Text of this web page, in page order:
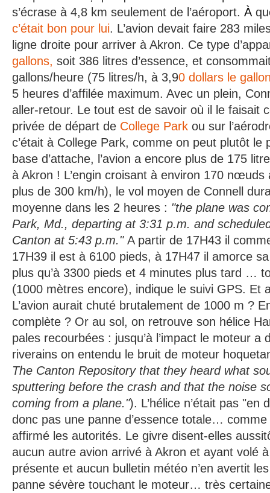
s’écrase à 4,8 km seulement de l’aéroport. À
c’était bon pour lui. L’avion devait faire 283
ligne droite pour arriver à Akron. Ce type
gallons, soit 386 litres d’essence, et
gallons/heure (75 litres/h, à 3,90 dollars le
5 heures d’affilée maximum. Avec un plein,
aller-retour. Le tout est de savoir où il le faisait
privée de départ de College Park ou sur
c’était à College Park, comme on peut plutôt le
base d’attache, l’avion a encore plus de 175
à Akron ! L’engin croisant à environ 170 nœuds
plus de 300 km/h), le vol moyen de Connell
moyenne dans les 2 heures : "the plane was
Park, Md., departing at 3:31 p.m. and
Canton at 5:43 p.m." A partir de 17H43 il
17H39 il est à 6100 pieds, à 17H47 il amorce
plus qu’à 3300 pieds et 4 minutes plus tard …
(1000 mètres encore), indique le suivi GPS. Et
L’avion aurait chuté brutalement de 1000 m ?
complète ? Or au sol, on retrouve son hélice
pales recourbées : jusqu’à l’impact le moteur a
riverains on entendu le bruit de moteur
The Canton Repository that they heard what
sputtering before the crash and that the noise
coming from a plane."). L’hélice n’était pas "en
donc pas une panne d’essence totale… comme
affirmé les autorités. Le givre disent-elles
aucun autre avion arrivé à Akron et ayant volé à
présente et aucun bulletin météo n’en avertit
panne sévère touchant le moteur… très